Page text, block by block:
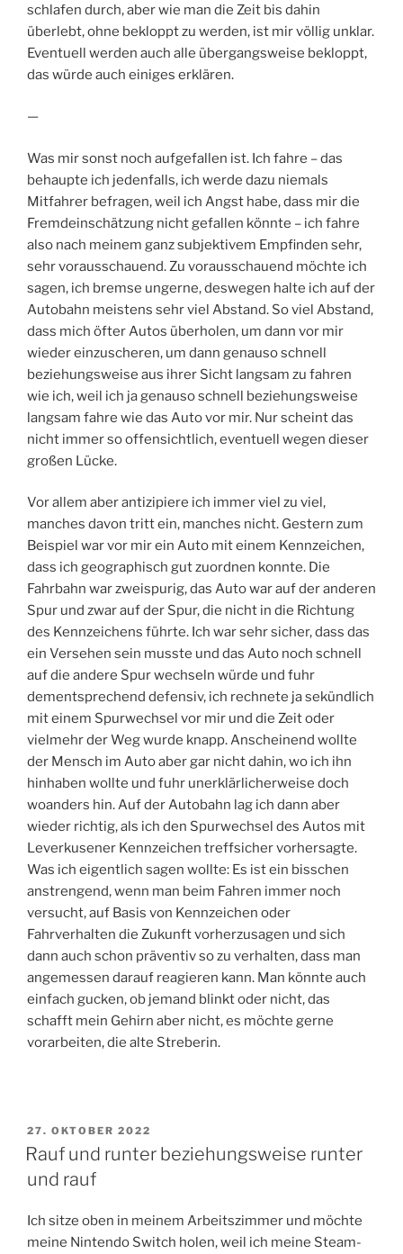
schlafen durch, aber wie man die Zeit bis dahin
überlebt, ohne bekloppt zu werden, ist mir völlig unklar.
Eventuell werden auch alle übergangsweise bekloppt,
das würde auch einiges erklären.
—
Was mir sonst noch aufgefallen ist. Ich fahre – das
behaupte ich jedenfalls, ich werde dazu niemals
Mitfahrer befragen, weil ich Angst habe, dass mir die
Fremdeinschätzung nicht gefallen könnte – ich fahre
also nach meinem ganz subjektivem Empfinden sehr,
sehr vorausschauend. Zu vorausschauend möchte ich
sagen, ich bremse ungerne, deswegen halte ich auf der
Autobahn meistens sehr viel Abstand. So viel Abstand,
dass mich öfter Autos überholen, um dann vor mir
wieder einzuscheren, um dann genauso schnell
beziehungsweise aus ihrer Sicht langsam zu fahren
wie ich, weil ich ja genauso schnell beziehungsweise
langsam fahre wie das Auto vor mir. Nur scheint das
nicht immer so offensichtlich, eventuell wegen dieser
großen Lücke.
Vor allem aber antizipiere ich immer viel zu viel,
manches davon tritt ein, manches nicht. Gestern zum
Beispiel war vor mir ein Auto mit einem Kennzeichen,
dass ich geographisch gut zuordnen konnte. Die
Fahrbahn war zweispurig, das Auto war auf der anderen
Spur und zwar auf der Spur, die nicht in die Richtung
des Kennzeichens führte. Ich war sehr sicher, dass das
ein Versehen sein musste und das Auto noch schnell
auf die andere Spur wechseln würde und fuhr
dementsprechend defensiv, ich rechnete ja sekündlich
mit einem Spurwechsel vor mir und die Zeit oder
vielmehr der Weg wurde knapp. Anscheinend wollte
der Mensch im Auto aber gar nicht dahin, wo ich ihn
hinhaben wollte und fuhr unerklärlicherweise doch
woanders hin. Auf der Autobahn lag ich dann aber
wieder richtig, als ich den Spurwechsel des Autos mit
Leverkusener Kennzeichen treffsicher vorhersagte.
Was ich eigentlich sagen wollte: Es ist ein bisschen
anstrengend, wenn man beim Fahren immer noch
versucht, auf Basis von Kennzeichen oder
Fahrverhalten die Zukunft vorherzusagen und sich
dann auch schon präventiv so zu verhalten, dass man
angemessen darauf reagieren kann. Man könnte auch
einfach gucken, ob jemand blinkt oder nicht, das
schafft mein Gehirn aber nicht, es möchte gerne
vorarbeiten, die alte Streberin.
VERÖFFENTLICHT
AM
27. OKTOBER 2022
Rauf und runter beziehungsweise runter
und rauf
Ich sitze oben in meinem Arbeitszimmer und möchte
meine Nintendo Switch holen, weil ich meine Steam-